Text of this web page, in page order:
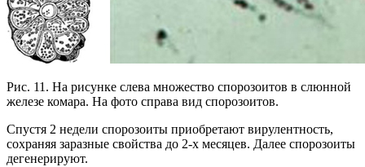
Рис. 11. На рисунке слева множество спорозоитов в слюнной
железе комара. На фото справа вид спорозоитов.
Спустя 2 недели спорозоиты приобретают вирулентность,
сохраняя заразные свойства до 2-х месяцев. Далее спорозоиты
дегенерируют.